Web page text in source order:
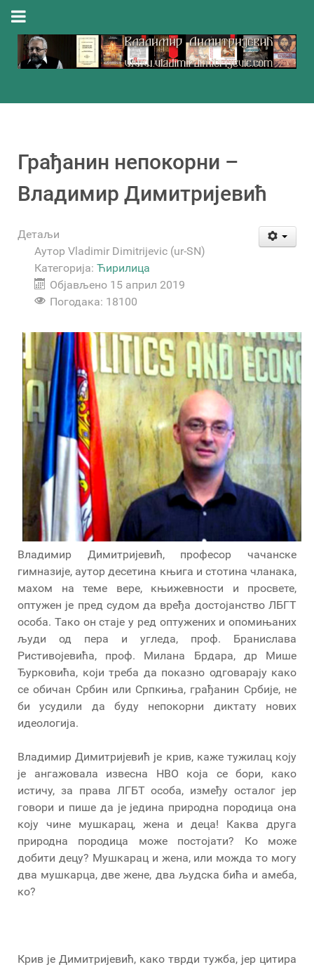
Грађанин непокорни –
Владимир Димитријевић
Детаљи
Аутор Vladimir Dimitrijevic (ur-SN)
Категорија: Ћирилица
Објављено 15 април 2019
Погодака: 18100
Владимир Димитријевић, професор чачанске
гимназије, аутор десетина књига и стотина чланака,
махом на теме вере, књижевности и просвете,
оптужен је пред судом да вређа достојанство ЛБГТ
особа. Тако он стаје у ред оптужених и опомињаних
људи од пера и угледа, проф. Бранислава
Ристивојевића, проф. Милана Брдара, др Мише
Ђурковића, који треба да показно одговарају како
се обичан Србин или Српкиња, грађанин Србије, не
би усудили да буду непокорни диктату нових
идеологија.
Владимир Димитријевић је крив, каже тужилац коју
је ангажовала извесна НВО која се бори, како
истичу, за права ЛГБТ особа, између осталог јер
говори и пише да је једина природна породица она
коју чине мушкарац, жена и деца! Каква друга
природна породица може постојати? Ко може
добити децу? Мушкарац и жена, или можда то могу
два мушкарца, две жене, два људска бића и амеба,
ко?
Крив је Димитријевић, како тврди тужба, јер цитира